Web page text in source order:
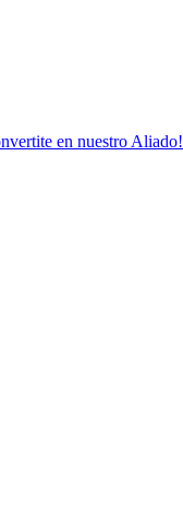
en nuestro Aliado!